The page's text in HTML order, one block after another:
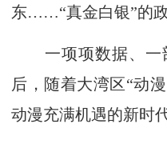
东……“真金白银”的政
一项项数据、一
后，随着大湾区“动
动漫充满机遇的新时